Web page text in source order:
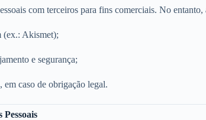
com terceiros para fins comerciais. No
(ex.: Akismet);
e segurança;
em caso de obrigação legal.
Pessoais